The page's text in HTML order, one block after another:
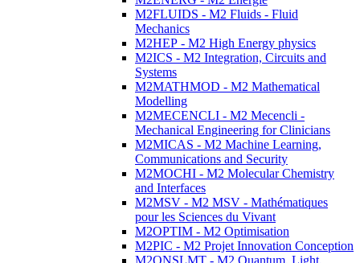
M2FLUIDS - M2 Fluids - Fluid
Mechanics
M2HEP - M2 High Energy physics
M2ICS - M2 Integration, Circuits and
Systems
M2MATHMOD - M2 Mathematical
Modelling
M2MECENCLI - M2 Mecencli -
Mechanical Engineering for Clinicians
M2MICAS - M2 Machine Learning,
Communications and Security
M2MOCHI - M2 Molecular Chemistry
and Interfaces
M2MSV - M2 MSV - Mathématiques
pour les Sciences du Vivant
M2OPTIM - M2 Optimisation
M2PIC - M2 Projet Innovation Conception
M2QNSLMT - M2 Quantum, Light,